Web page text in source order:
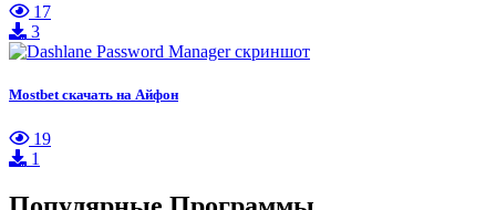
17
3
Mostbet скачать на Айфон
19
1